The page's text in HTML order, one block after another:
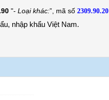
"- Loại khác:”, mã số 2309.90.20
nhập khẩu Việt Nam.